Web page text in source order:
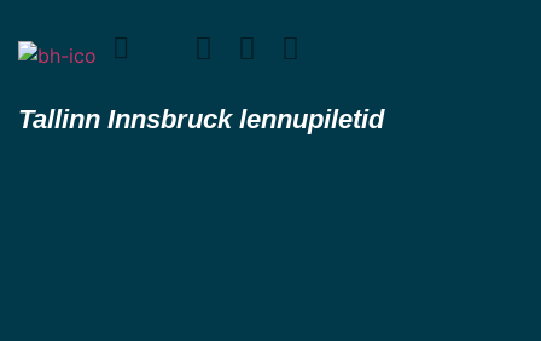
Tallinn Innsbruck lennupiletid